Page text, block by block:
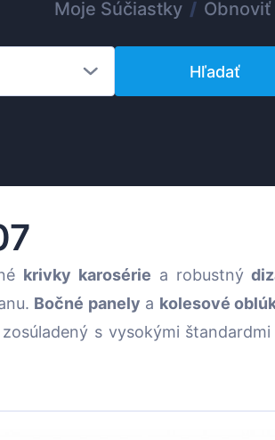
Suomen
Magyar
Lietuvių
Moje Súčiastky /
Hľadať
krivky karosérie a robustný
Bočné panely a kolesové
s vysokými